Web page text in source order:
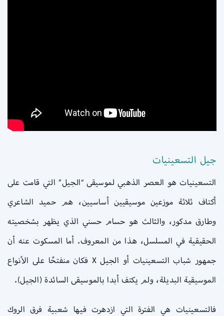
جيل التسعينيات
التسعينيات هو العصر الذهبي لموسيقى “الجيل” التي قامت على
أكتاف ثلاثة موزعين موسيقيين أساسيين، هم حميد الشاعري
وطارق مدكور، والثالث هو حسام حسني الذي يظهر بشخصيته
الحقيقية في المسلسل، هذا من المعروف. أما المسكوت عنه أن
جمهور شباب التسعينيات أو الجيل X فكان منفتحًا على الأنواع
الموسيقية البديلة، ولم يكتف أبدا بالموسيقى السائدة (الجيل).
فالتسعينيات هي الفترة التي ازدهرت فيها شعبية فرق الروك